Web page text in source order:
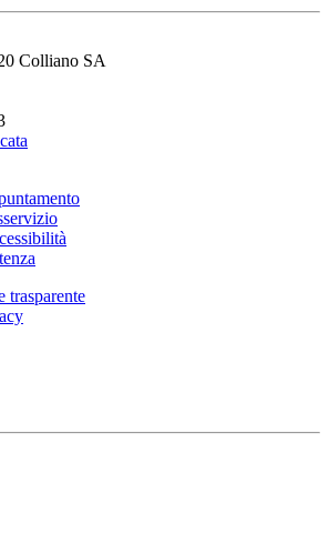
Colliano SA
trasparente